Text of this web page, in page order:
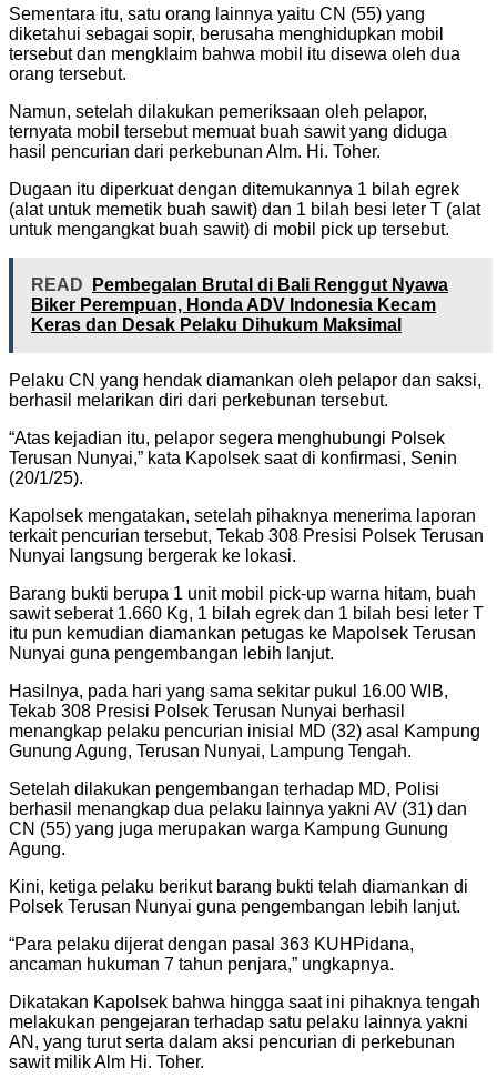
Sementara itu, satu orang lainnya yaitu CN (55) yang
diketahui sebagai sopir, berusaha menghidupkan mobil
tersebut dan mengklaim bahwa mobil itu disewa oleh dua
orang tersebut.
Namun, setelah dilakukan pemeriksaan oleh pelapor,
ternyata mobil tersebut memuat buah sawit yang diduga
hasil pencurian dari perkebunan Alm. Hi. Toher.
Dugaan itu diperkuat dengan ditemukannya 1 bilah egrek
(alat untuk memetik buah sawit) dan 1 bilah besi leter T (alat
untuk mengangkat buah sawit) di mobil pick up tersebut.
READ
Pembegalan Brutal di Bali Renggut Nyawa
Biker Perempuan, Honda ADV Indonesia Kecam
Keras dan Desak Pelaku Dihukum Maksimal
Pelaku CN yang hendak diamankan oleh pelapor dan saksi,
berhasil melarikan diri dari perkebunan tersebut.
“Atas kejadian itu, pelapor segera menghubungi Polsek
Terusan Nunyai,” kata Kapolsek saat di konfirmasi, Senin
(20/1/25).
Kapolsek mengatakan, setelah pihaknya menerima laporan
terkait pencurian tersebut, Tekab 308 Presisi Polsek Terusan
Nunyai langsung bergerak ke lokasi.
Barang bukti berupa 1 unit mobil pick-up warna hitam, buah
sawit seberat 1.660 Kg, 1 bilah egrek dan 1 bilah besi leter T
itu pun kemudian diamankan petugas ke Mapolsek Terusan
Nunyai guna pengembangan lebih lanjut.
Hasilnya, pada hari yang sama sekitar pukul 16.00 WIB,
Tekab 308 Presisi Polsek Terusan Nunyai berhasil
menangkap pelaku pencurian inisial MD (32) asal Kampung
Gunung Agung, Terusan Nunyai, Lampung Tengah.
Setelah dilakukan pengembangan terhadap MD, Polisi
berhasil menangkap dua pelaku lainnya yakni AV (31) dan
CN (55) yang juga merupakan warga Kampung Gunung
Agung.
Kini, ketiga pelaku berikut barang bukti telah diamankan di
Polsek Terusan Nunyai guna pengembangan lebih lanjut.
“Para pelaku dijerat dengan pasal 363 KUHPidana,
ancaman hukuman 7 tahun penjara,” ungkapnya.
Dikatakan Kapolsek bahwa hingga saat ini pihaknya tengah
melakukan pengejaran terhadap satu pelaku lainnya yakni
AN, yang turut serta dalam aksi pencurian di perkebunan
sawit milik Alm Hi. Toher.